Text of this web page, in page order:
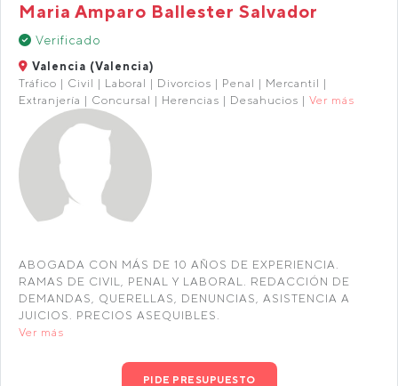
Maria Amparo Ballester Salvador
Verificado
Valencia (Valencia)
Tráfico | Civil | Laboral | Divorcios | Penal | Mercantil |
Extranjería | Concursal | Herencias | Desahucios | Ver más
ABOGADA CON MÁS DE 10 AÑOS DE EXPERIENCIA.
RAMAS DE CIVIL, PENAL Y LABORAL. REDACCIÓN DE
DEMANDAS, QUERELLAS, DENUNCIAS, ASISTENCIA A
JUICIOS. PRECIOS ASEQUIBLES.
Ver más
PIDE PRESUPUESTO